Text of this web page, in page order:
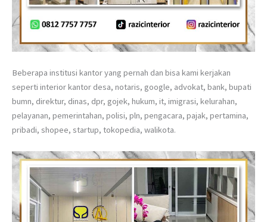
Beberapa institusi kantor yang pernah dan bisa kami kerjakan
seperti interior kantor desa, notaris, google, advokat, bank, bupati
bumn, direktur, dinas, dpr, gojek, hukum, it, imigrasi, kelurahan,
pelayanan, pemerintahan, polisi, pln, pengacara, pajak, pertamina,
pribadi, shopee, startup, tokopedia, walikota.